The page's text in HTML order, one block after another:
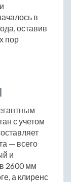
в
оставив
пор
с учетом
— всего
и
2600 мм
а клиренс